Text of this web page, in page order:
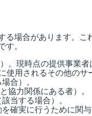
場合があります。こ
。
。現時点の提供事業者
用されるその他のサ
合）。
協力関係にある者）。
当する場合）。
実に行うために関